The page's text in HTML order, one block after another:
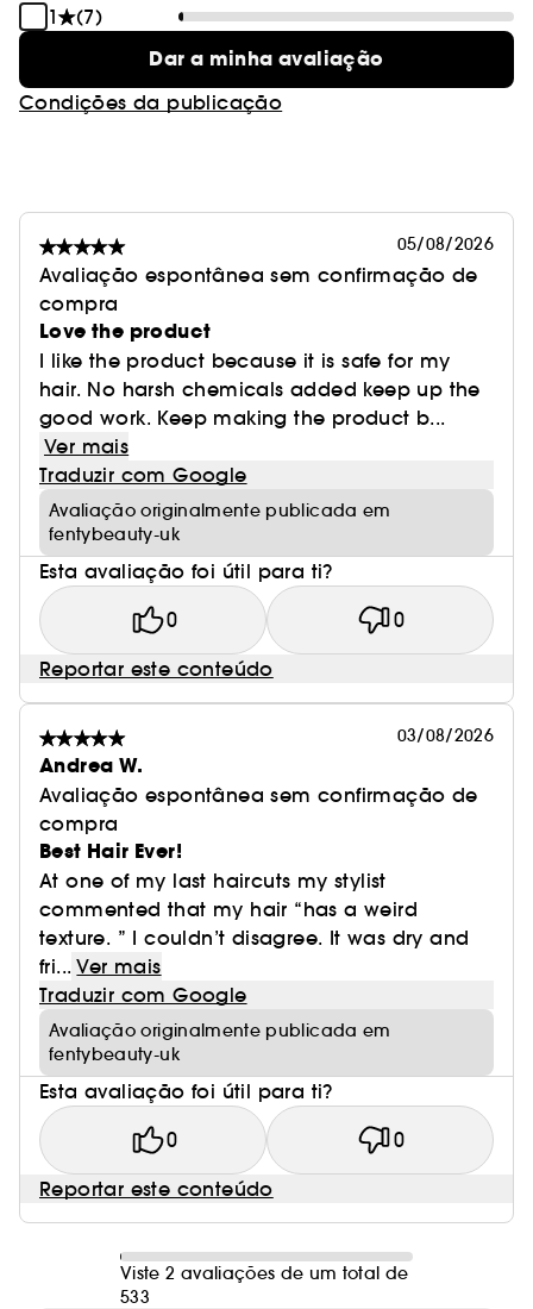
1 (7)
Dar a minha avaliação
Condições da publicação
05/08/2026
Avaliação espontânea sem confirmação de
compra
Love the product
I like the product because it is safe for my
hair. No harsh chemicals added keep up the
good work. Keep making the product b...
Ver mais
Traduzir com Google
Avaliação originalmente publicada em
fentybeauty-uk
Esta avaliação foi útil para ti?
0 0
Reportar este conteúdo
03/08/2026
Andrea W.
Avaliação espontânea sem confirmação de
compra
Best Hair Ever!
At one of my last haircuts my stylist
commented that my hair “has a weird
texture. ” I couldn’t disagree. It was dry and
fri... Ver mais
Traduzir com Google
Avaliação originalmente publicada em
fentybeauty-uk
Esta avaliação foi útil para ti?
0 0
Reportar este conteúdo
Viste 2 avaliações de um total de
533